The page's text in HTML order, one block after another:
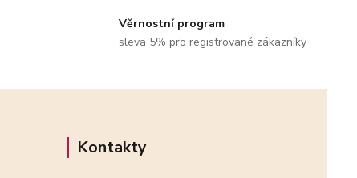
Věrnostní program
sleva 5% pro registrované zákazníky
Kontakty